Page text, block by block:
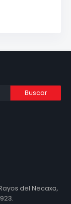
del Necaxa,